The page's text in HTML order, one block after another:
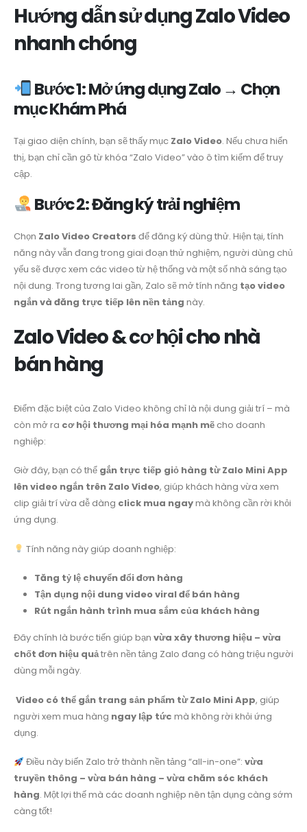
Hướng dẫn sử dụng Zalo Video
nhanh chóng
Bước 1: Mở ứng dụng Zalo → Chọn
mục Khám Phá
Tại giao diện chính, bạn sẽ thấy mục Zalo Video. Nếu chưa hiển
thị, bạn chỉ cần gõ từ khóa “Zalo Video” vào ô tìm kiếm để truy
cập.
Bước 2: Đăng ký trải nghiệm
Chọn Zalo Video Creators để đăng ký dùng thử. Hiện tại, tính
năng này vẫn đang trong giai đoạn thử nghiệm, người dùng chủ
yếu sẽ được xem các video từ hệ thống và một số nhà sáng tạo
nội dung. Trong tương lai gần, Zalo sẽ mở tính năng tạo video
ngắn và đăng trực tiếp lên nền tảng này.
Zalo Video & cơ hội cho nhà
bán hàng
Điểm đặc biệt của Zalo Video không chỉ là nội dung giải trí – mà
còn mở ra cơ hội thương mại hóa mạnh mẽ cho doanh
nghiệp:
Giờ đây, bạn có thể gắn trực tiếp giỏ hàng từ Zalo Mini App
lên video ngắn trên Zalo Video, giúp khách hàng vừa xem
clip giải trí vừa dễ dàng click mua ngaymà không cần rời khỏi
ứng dụng.
Tính năng này giúp doanh nghiệp:
Tăng tỷ lệ chuyển đổi đơn hàng
Tận dụng nội dung video viral để bán hàng
Rút ngắn hành trình mua sắm của khách hàng
Đây chính là bước tiến giúp bạn vừa xây thương hiệu – vừa
chốt đơn hiệu quảtrên nền tảng Zalo đang có hàng triệu người
dùng mỗi ngày.
Video có thể gắn trang sản phẩm từ Zalo Mini App, giúp
người xem mua hàng ngay lập tức mà không rời khỏi ứng
dụng.
Điều này biến Zalo trở thành nền tảng “all-in-one”: vừa
truyền thông – vừa bán hàng – vừa chăm sóc khách
hàng. Một lợi thế mà các doanh nghiệp nên tận dụng càng sớm
càng tốt!